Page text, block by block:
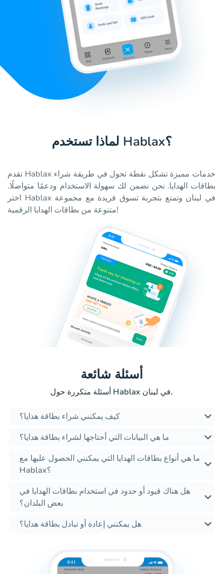
لماذا تستخدم Hablax؟
تقدم Hablax خدمات مميزة تشكل نقطة تحول في طريقة شراء
بطاقات الهدايا. نحن نضمن لك سهولة الاستخدام ودعمًا متواصلًا.
اختر Hablax في لبنان وتمتع بتجربة تسوق فريدة مع مجموعة
متنوعة من بطاقات الهدايا الرقمية!
أسئلة شائعة
أسئلة متكررة حول Hablax في لبنان.
كيف يمكنني شراء بطاقة هدايا؟
ما هي البيانات التي أحتاجها لشراء بطاقة هدايا؟
ما هي أنواع بطاقات الهدايا التي يمكنني الحصول عليها مع
Hablax؟
هل هناك قيود أو حدود في استخدام بطاقات الهدايا في
بعض البلدان؟
هل يمكنني إعادة أو تبادل بطاقة هدايا؟